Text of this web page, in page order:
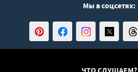
Мы в соцсетях:
ЧТО СЛУШАЕМ?